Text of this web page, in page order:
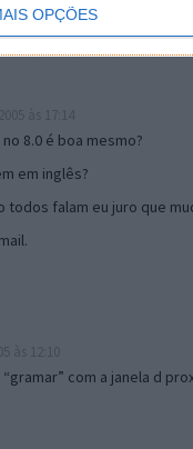
OPÇÕES
17:00
8.0 é boa mesmo?
em inglês?
falam eu juro que
com a janela d